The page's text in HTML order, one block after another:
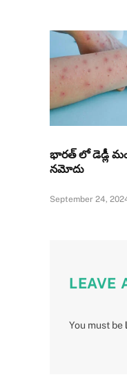
భారత్ లో డెడ్లీ
నమోదు
September 24,
LEAVE
You must be